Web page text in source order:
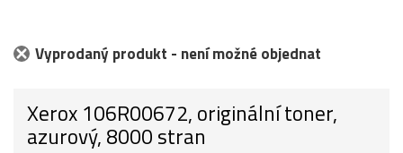
Vyprodaný produkt - není možné objednat
Xerox 106R00672, originální toner,
azurový, 8000 stran